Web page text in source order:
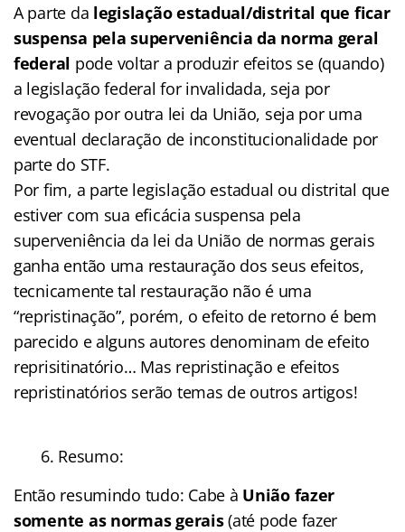
A parte da legislação estadual/distrital que ficar
suspensa pela superveniência da norma geral
federal pode voltar a produzir efeitos se (quando)
a legislação federal for invalidada, seja por
revogação por outra lei da União, seja por uma
eventual declaração de inconstitucionalidade por
parte do STF.
Por fim, a parte legislação estadual ou distrital que
estiver com sua eficácia suspensa pela
superveniência da lei da União de normas gerais
ganha então uma restauração dos seus efeitos,
tecnicamente tal restauração não é uma
“repristinação”, porém, o efeito de retorno é bem
parecido e alguns autores denominam de efeito
reprisitinatório… Mas repristinação e efeitos
repristinatórios serão temas de outros artigos!
6. Resumo:
Então resumindo tudo: Cabe à União fazer
somente as normas gerais(até pode fazer